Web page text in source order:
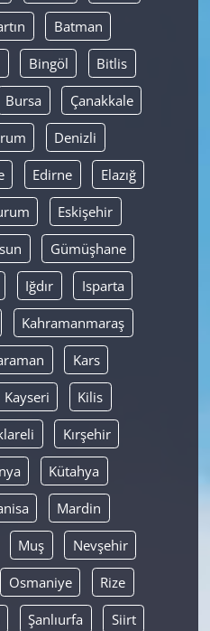
Batman
Bingöl Bitlis
Bursa Çanakkale
Denizli
Edirne Elazığ
Eskişehir
Gümüşhane
Iğdır Isparta
Kahramanmaraş
Kars
Kayseri Kilis
Kırşehir
Kütahya
Mardin
Muş Nevşehir
Osmaniye Rize
Şanlıurfa Siirt